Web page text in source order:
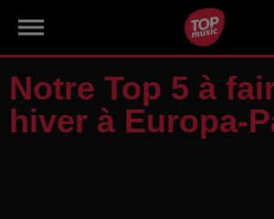
Notre Top 5 à
hiver à Europa-